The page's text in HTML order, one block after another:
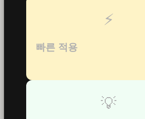
⚡
빠른 적용
💡